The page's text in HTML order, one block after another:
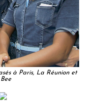
à Paris, La Réunion et